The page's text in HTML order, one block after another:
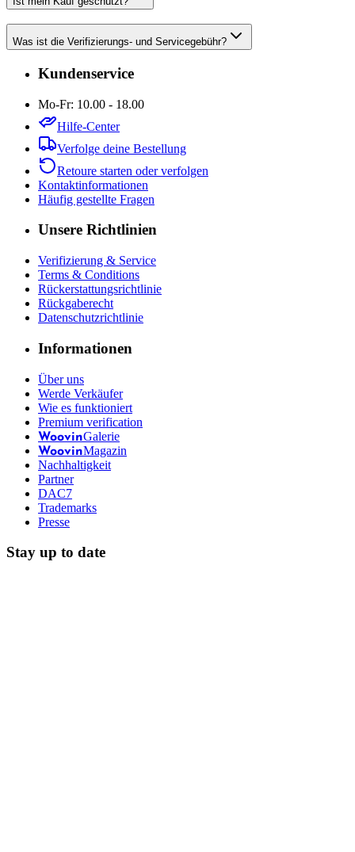
Was ist die Verifizierungs- und Servicegebühr?
Kundenservice
Mo-Fr: 10.00 - 18.00
Hilfe-Center
Verfolge deine Bestellung
Retoure starten oder verfolgen
Kontaktinformationen
Häufig gestellte Fragen
Unsere Richtlinien
Verifizierung & Service
Terms & Conditions
Rückerstattungsrichtlinie
Rückgaberecht
Datenschutzrichtlinie
Informationen
Über uns
Werde Verkäufer
Wie es funktioniert
Premium verification
WoovinGalerie
WoovinMagazin
Nachhaltigkeit
Partner
DAC7
Trademarks
Presse
Stay up to date